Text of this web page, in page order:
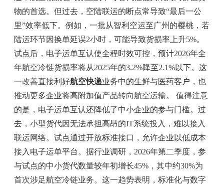
物的首选。但过去，空陆联运的断点常导致“最后一公
里”效率低下。例如，一批从智利空运至广州的樱桃，若
陆运环节因换单延误2小时，可能导致货损率上升5%。
试点后，电子运单互认使全程时效可控，预计2026年全
年航空冷链货损率将从2025年的3.2%降至2.1%以下。这
一改善直接利好航空快递业务中的生鲜与医药客户，也
推动更多企业将高附加值产品转向航空运输。 值得注意
的是，电子运单互认还降低了中小企业的参与门槛。过
去，小型货代因无法承担高昂的IT系统投入，难以接入
联运网络。试点通过开放标准接口，允许企业以低成本
接入电子运单平台。据行业调研，2026年第二季度，参
与试点的中小货代数量较年初增长45%，其中约30%为
首次涉足航空冷链业务。这一趋势表明，标准化与数字